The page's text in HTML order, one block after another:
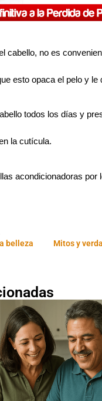
cabello, no es
esto opaca el pelo y le
todos los días y
la cutícula.
acondicionadoras por
belleza